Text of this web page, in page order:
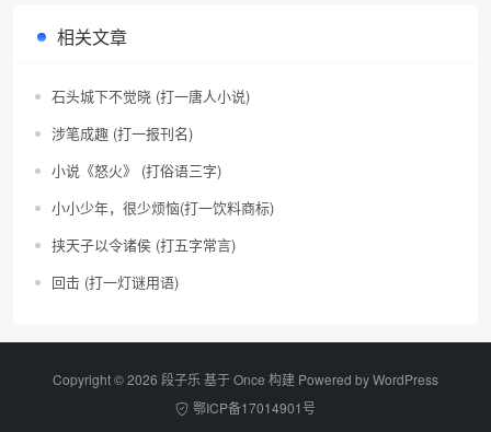
相关文章
石头城下不觉晓 (打一唐人小说)
涉笔成趣 (打一报刊名)
小说《怒火》 (打俗语三字)
小小少年，很少烦恼(打一饮料商标)
挟天子以令诸侯 (打五字常言)
回击 (打一灯谜用语)
Copyright © 2026 段子乐 基于 Once 构建 Powered byWordPress
鄂ICP备17014901号